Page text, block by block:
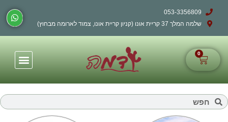
053-3356809
שלמה המלך 37 קריית אונו (קניון קריית אונו, צמוד לארומה מבחוץ)
0